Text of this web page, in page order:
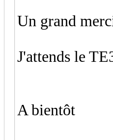
Un grand
J'attends le
A bientôt